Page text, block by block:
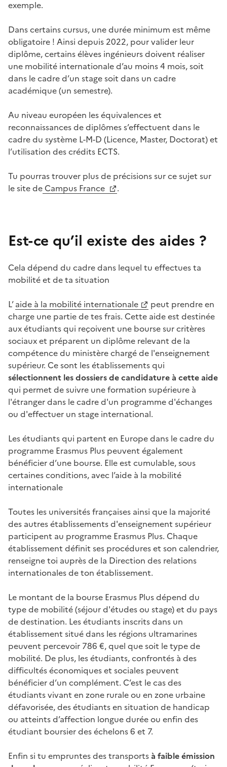
exemple.
Dans certains cursus, une durée minimum est même
obligatoire ! Ainsi depuis 2022, pour valider leur
diplôme, certains élèves ingénieurs doivent réaliser
une mobilité internationale d’au moins 4 mois, soit
dans le cadre d’un stage soit dans un cadre
académique (un semestre).
Au niveau européen les équivalences et
reconnaissances de diplômes s’effectuent dans le
cadre du système L-M-D (Licence, Master, Doctorat) et
l’utilisation des crédits ECTS.
Tu pourras trouver plus de précisions sur ce sujet sur
le site de Campus France .
Est-ce qu’il existe des aides ?
Cela dépend du cadre dans lequel tu effectues ta
mobilité et de ta situation
L’aide à la mobilité internationale
peut prendre en
charge une partie de tes frais. Cette aide est destinée
aux étudiants qui reçoivent une bourse sur critères
sociaux et préparent un diplôme relevant de la
compétence du ministère chargé de l'enseignement
supérieur. Ce sont les établissements qui
sélectionnent les dossiers de candidature à cette aide
qui permet de suivre une formation supérieure à
l'étranger dans le cadre d'un programme d'échanges
ou d'effectuer un stage international.
Les étudiants qui partent en Europe dans le cadre du
programme Erasmus Plus peuvent également
bénéficier d’une bourse. Elle est cumulable, sous
certaines conditions, avec l’aide à la mobilité
internationale
Toutes les universités françaises ainsi que la majorité
des autres établissements d'enseignement supérieur
participent au programme Erasmus Plus. Chaque
établissement définit ses procédures et son calendrier,
renseigne toi auprès de la Direction des relations
internationales de ton établissement.
Le montant de la bourse Erasmus Plus dépend du
type de mobilité (séjour d'études ou stage) et du pays
de destination. Les étudiants inscrits dans un
établissement situé dans les régions ultramarines
peuvent percevoir 786 €, quel que soit le type de
mobilité. De plus, les étudiants, confrontés à des
difficultés économiques et sociales peuvent
bénéficier d’un complément. C’est le cas des
étudiants vivant en zone rurale ou en zone urbaine
défavorisée, des étudiants en situation de handicap
ou atteints d’affection longue durée ou enfin des
étudiant boursier des échelons 6 et 7.
Enfin si tu empruntes des transportsà faible émission